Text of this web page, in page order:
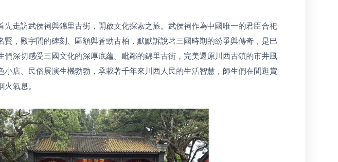
先走訪武侯祠與錦里古街，開啟文化探索之旅。武侯祠作為中國唯一的君臣合祀
賢，殿宇間的碑刻、匾額與蒼勁古柏，默默訴說著三國時期的紛爭與傳奇，是巴
們深切感受三國文化的深厚底蘊。毗鄰的錦里古街，完美還原川西古鎮的市井風
小店、民俗展演生機勃勃，承載著千年來川西人民的生活智慧，師生們在閒逛賞
氣息。